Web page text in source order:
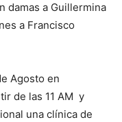
damas a Guillermina
a Francisco
Agosto en
de las 11 AM y
una clínica de